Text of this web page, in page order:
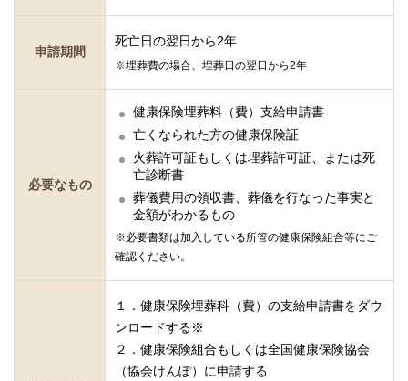
申請期間
死亡日の翌日から2年
※埋葬費の場合、埋葬日の翌日から2年
必要なもの
健康保険埋葬料（費）支給申請書
亡くなられた方の健康保険証
火葬許可証もしくは埋葬許可証、または死
亡診断書
葬儀費用の領収書、葬儀を行なった事実と
金額がわかるもの
※必要書類は加入している所管の健康保険組合等にご
確認ください。
１．健康保険埋葬科（費）の支給申請書をダウ
ンロードする※
２．健康保険組合もしくは全国健康保険協会
（協会けんぽ）に申請する